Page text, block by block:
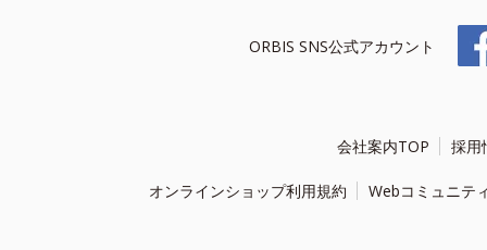
ORBIS SNS公式アカウント
会社案内TOP 採用
オンラインショップ利用規約 Webコミュニテ